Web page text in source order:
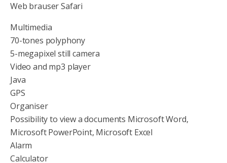
Web brauser Safari
Multimedia
70-tones polyphony
5-megapixel still camera
Video and mp3 player
Java
GPS
Organiser
Possibility to view a documents Microsoft Word,
Microsoft PowerPoint, Microsoft Excel
Alarm
Calculator